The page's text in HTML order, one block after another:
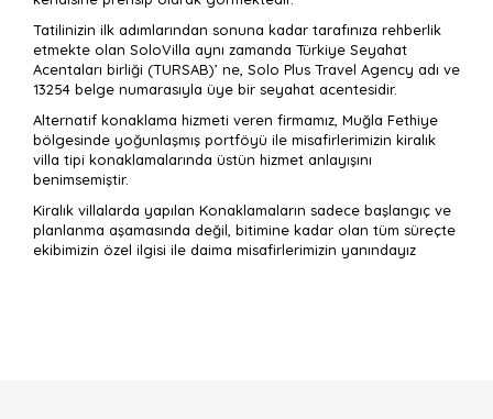
Tatilinizin ilk adımlarından sonuna kadar tarafınıza rehberlik
etmekte olan SoloVilla aynı zamanda Türkiye Seyahat
Acentaları birliği (TURSAB)’ ne, Solo Plus Travel Agency adı ve
13254 belge numarasıyla üye bir seyahat acentesidir.
Alternatif konaklama hizmeti veren firmamız, Muğla Fethiye
bölgesinde yoğunlaşmış portföyü ile misafirlerimizin kiralık
villa tipi konaklamalarında üstün hizmet anlayışını
benimsemiştir.
Kiralık villalarda yapılan Konaklamaların sadece başlangıç ve
planlanma aşamasında değil, bitimine kadar olan tüm süreçte
ekibimizin özel ilgisi ile daima misafirlerimizin yanındayız